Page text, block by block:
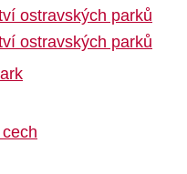
ostravských parků
ostravských parků